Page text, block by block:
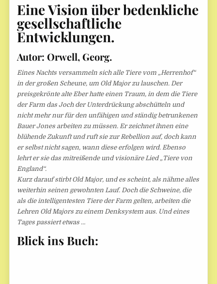
Eine Vision über bedenkliche
gesellschaftliche
Entwicklungen.
Autor: Orwell, Georg.
Eines Nachts versammeln sich alle Tiere vom „Herrenhof“
in der großen Scheune, um Old Major zu lauschen. Der
preisgekrönte alte Eber hatte einen Traum, in dem die Tiere
der Farm das Joch der Unterdrückung abschütteln und
nicht mehr nur für den unfähigen und ständig betrunkenen
Bauer Jones arbeiten zu müssen. Er zeichnet ihnen eine
blühende Zukunft und ruft sie zur Rebellion auf, doch kann
er selbst nicht sagen, wann diese erfolgen wird. Ebenso
lehrt er sie das mitreißende und visionäre Lied „Tiere von
England“.
Kurz darauf stirbt Old Major, und es scheint, als nähme alles
weiterhin seinen gewohnten Lauf. Doch die Schweine, die
als die intelligentesten Tiere der Farm gelten, arbeiten die
Lehren Old Majors zu einem Denksystem aus. Und eines
Tages passiert etwas …
Blick ins Buch: